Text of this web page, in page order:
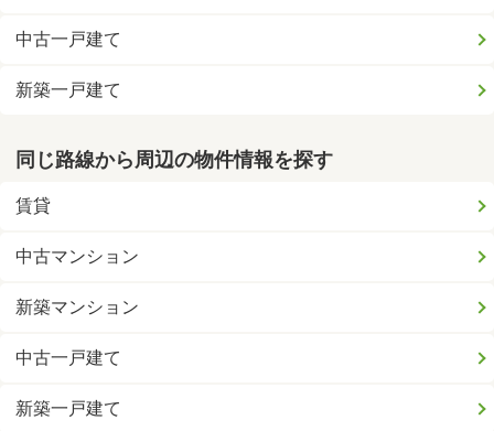
中古一戸建て
新築一戸建て
同じ路線から周辺の物件情報を探す
賃貸
中古マンション
新築マンション
中古一戸建て
新築一戸建て